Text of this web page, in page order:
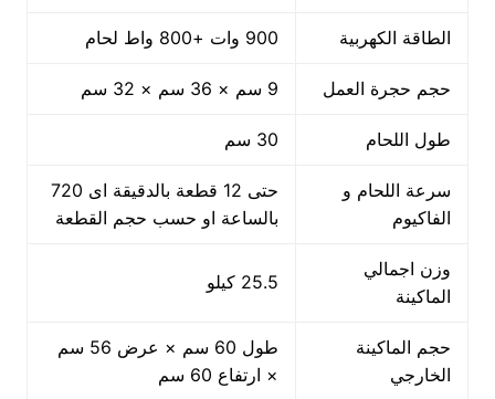
الطاقة الكهربية 900 وات +800 واط لحام
حجم حجرة العمل 9 سم × 36 سم × 32 سم
طول اللحام 30 سم
سرعة اللحام و
الفاكيوم
حتى 12 قطعة بالدقيقة اى 720
بالساعة او حسب حجم القطعة
وزن اجمالي
الماكينة
25.5 كيلو
حجم الماكينة
الخارجي
طول 60 سم × عرض 56 سم
× ارتفاع 60 سم